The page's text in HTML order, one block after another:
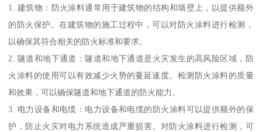
1. 建筑物：防火涂料通常用于建筑物的结构和墙壁上，以提供额外
的防火保护。在建筑物的施工过程中，可以对防火涂料进行检测，
以确保其符合相关的防火标准和要求。
2. 隧道和地下通道：隧道和地下通道是火灾发生的高风险区域，防
火涂料的使用可以有效减少火势的蔓延速度。检测防火涂料的质量
和效果，可以确保隧道和地下通道的防火能力。
3. 电力设备和电缆：电力设备和电缆的防火涂料可以提供额外的保
护，防止火灾对电力系统造成严重损害。对防火涂料进行检测，可